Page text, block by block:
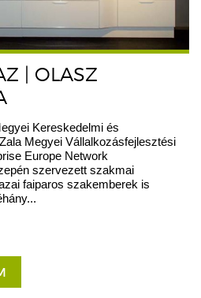
| OLASZ
Kereskedelmi és
Megyei Vállalkozásfejlesztési
Europe Network
szervezett szakmai
faiparos szakemberek is